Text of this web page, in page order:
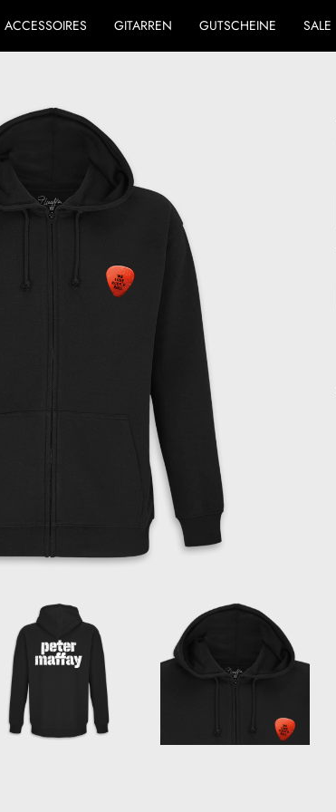
ACCESSOIRES GITARREN GUTSCHEINE SALE